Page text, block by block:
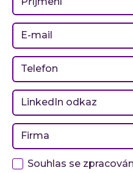
Souhlas se